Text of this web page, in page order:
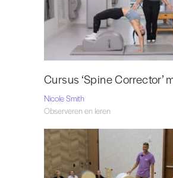
Cursus ‘Spine Corrector’
Nicole Smith
Observeren en leren